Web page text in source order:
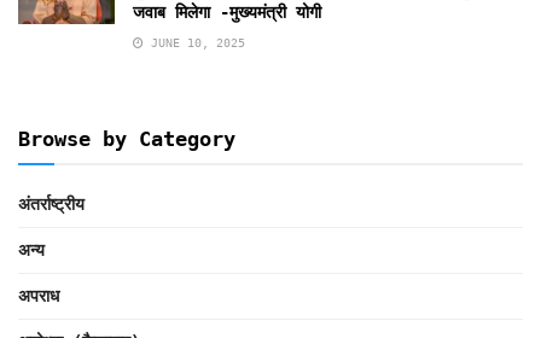
जवाब मिलेगा -मुख्यमंत्री योगी
JUNE 10, 2025
Browse by Category
अंतर्राष्ट्रीय
अन्य
अपराध